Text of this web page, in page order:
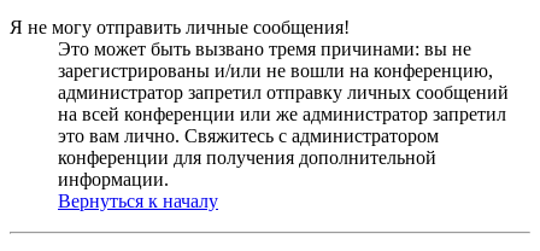
Я не могу отправить личные сообщения!
Это может быть вызвано тремя причинами: вы не
зарегистрированы и/или не вошли на конференцию,
администратор запретил отправку личных сообщений
на всей конференции или же администратор запретил
это вам лично. Свяжитесь с администратором
конференции для получения дополнительной
информации.
Вернуться к началу